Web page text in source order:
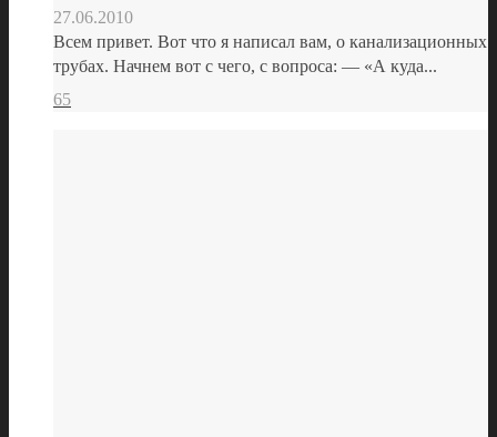
27.06.2010
Всем привет. Вот что я написал вам, о канализационных
трубах. Начнем вот с чего, с вопроса: — «А куда...
65